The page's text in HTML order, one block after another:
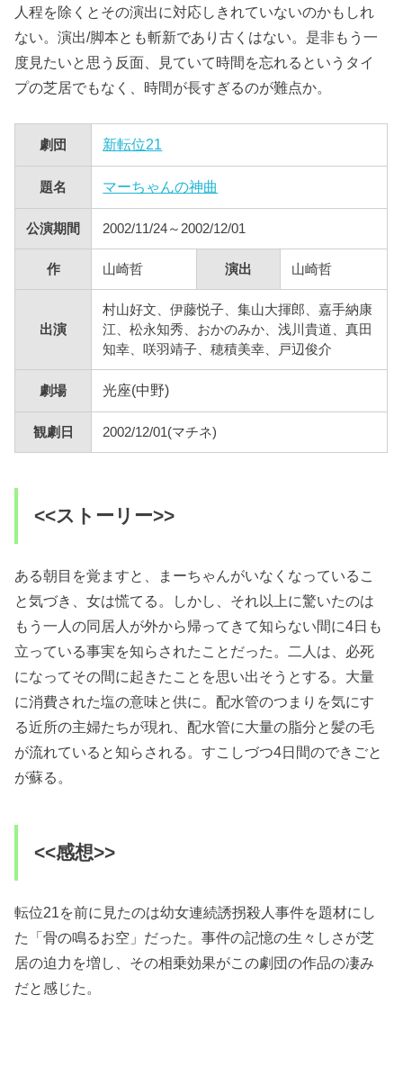
人程を除くとその演出に対応しきれていないのかもしれ
ない。演出/脚本とも斬新であり古くはない。是非もう一
度見たいと思う反面、見ていて時間を忘れるというタイ
プの芝居でもなく、時間が長すぎるのが難点か。
劇団 新転位21
題名 マーちゃんの神曲
公演期間 2002/11/24～2002/12/01
作 山崎哲 演出 山崎哲
出演
村山好文、伊藤悦子、集山大揮郎、嘉手納康
江、松永知秀、おかのみか、浅川貴道、真田
知幸、咲羽靖子、穂積美幸、戸辺俊介
劇場 光座(中野)
観劇日 2002/12/01(マチネ)
<<ストーリー>>
ある朝目を覚ますと、まーちゃんがいなくなっているこ
と気づき、女は慌てる。しかし、それ以上に驚いたのは
もう一人の同居人が外から帰ってきて知らない間に4日も
立っている事実を知らされたことだった。二人は、必死
になってその間に起きたことを思い出そうとする。大量
に消費された塩の意味と供に。配水管のつまりを気にす
る近所の主婦たちが現れ、配水管に大量の脂分と髪の毛
が流れていると知らされる。すこしづつ4日間のできごと
が蘇る。
<<感想>>
転位21を前に見たのは幼女連続誘拐殺人事件を題材にし
た「骨の鳴るお空」だった。事件の記憶の生々しさが芝
居の迫力を増し、その相乗効果がこの劇団の作品の凄み
だと感じた。